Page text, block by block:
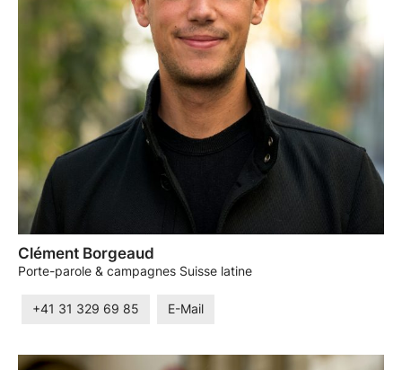
Clément Borgeaud
Porte-parole & campagnes Suisse latine
+41 31 329 69 85 E-Mail